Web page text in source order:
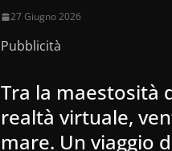
27 Giugno 2026
Pubblicità
Tra la maestosità
realtà virtuale,
mare. Un viaggio